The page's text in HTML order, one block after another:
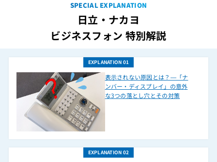
ET-2MOTH-Gi
ET-2NCI-iE/ML
ET-2NCI-iFM
ET-2NCI-SiL
ET-2NCI-XIL
SPECIAL EXPLANATION
日立・ナカヨ
ビジネスフォン 特別解説
EXPLANATION 01
表示されない原因とは？―「ナ
ンバー・ディスプレイ」の意外
な3つの落とし穴とその対策
EXPLANATION 02